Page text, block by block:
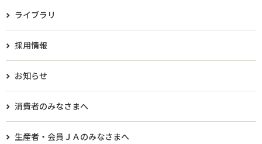
ライブラリ
採用情報
お知らせ
消費者のみなさまへ
生産者・会員ＪＡのみなさまへ​